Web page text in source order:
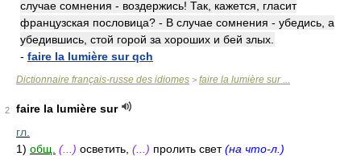
случае сомнения - воздержись! Так, кажется, гласит
французская пословица? - В случае сомнения - убедись, а
убедившись, стой горой за хороших и бей злых.
- faire la lumière sur qch
Dictionnaire français-russe des idiomes > faire la lumière sur ...
2
faire la lumière sur
гл.
1) общ. (...) осветить, (...) пролить свет(на что-л.)